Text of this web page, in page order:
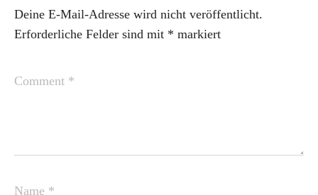
Deine E-Mail-Adresse wird nicht veröffentlicht.
Erforderliche Felder sind mit * markiert